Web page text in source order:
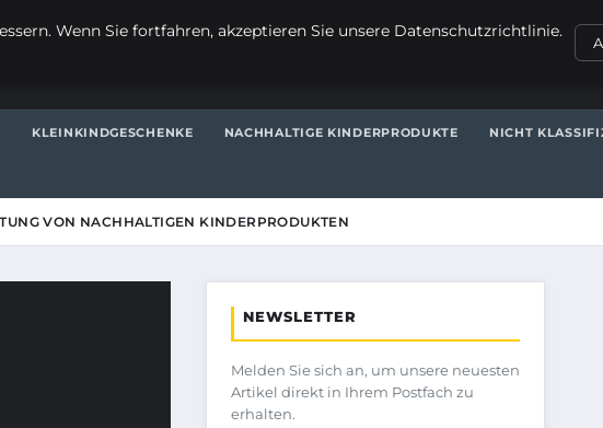
KLEINKINDGESCHENKE NACHHALTIGE KINDERPRODUKTE NICHT
VON NACHHALTIGEN KINDERPRODUKTEN
NEWSLETTER
Melden Sie sich an, um unsere neuesten
Artikel direkt in Ihrem Postfach zu
erhalten.
Wenn Sie fortfahren, akzeptieren Sie unsere Datenschutzrichtlinie.